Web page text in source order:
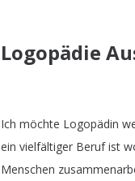
Logopädie
Ich möchte Logopädin
ein vielfältiger Beruf ist
Menschen